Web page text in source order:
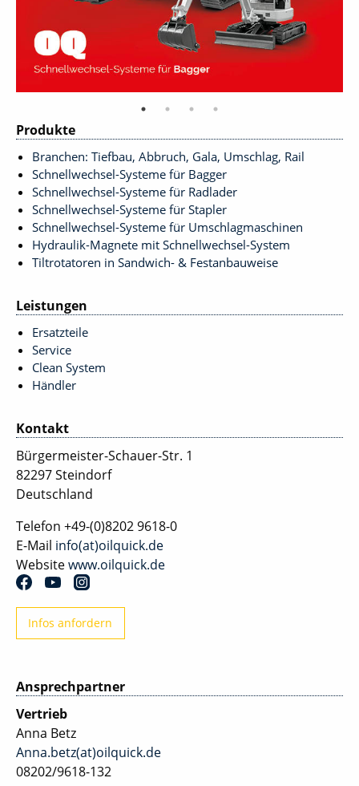
Produkte
Branchen: Tiefbau, Abbruch, Gala, Umschlag, Rail
Schnellwechsel-Systeme für Bagger
Schnellwechsel-Systeme für Radlader
Schnellwechsel-Systeme für Stapler
Schnellwechsel-Systeme für Umschlagmaschinen
Hydraulik-Magnete mit Schnellwechsel-System
Tiltrotatoren in Sandwich- & Festanbauweise
Leistungen
Ersatzteile
Service
Clean System
Händler
Kontakt
Bürgermeister-Schauer-Str. 1
82297 Steindorf
Deutschland
Telefon +49-(0)8202 9618-0
E-Mail info(at)oilquick.de
Websitewww.oilquick.de
Infos anfordern
Ansprechpartner
Vertrieb
Anna Betz
Anna.betz(at)oilquick.de
08202/9618-132